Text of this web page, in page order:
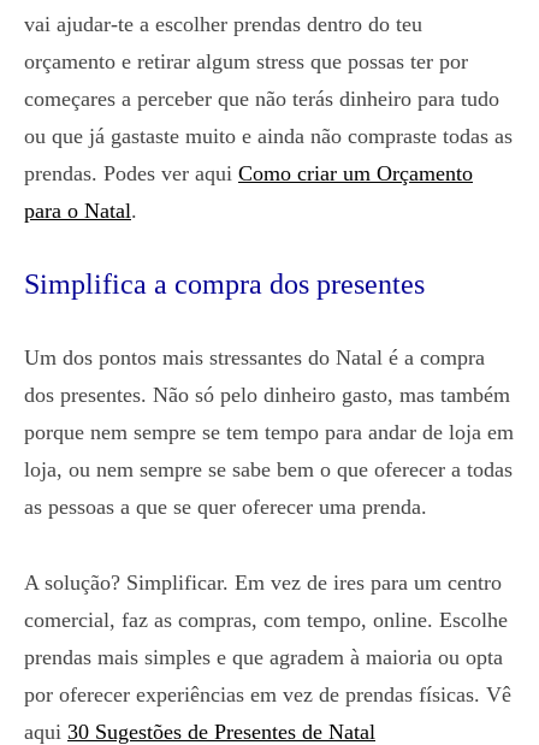
vai ajudar-te a escolher prendas dentro do teu
orçamento e retirar algum stress que possas ter por
começares a perceber que não terás dinheiro para tudo
ou que já gastaste muito e ainda não compraste todas as
prendas. Podes ver aqui Como criar um Orçamento
para o Natal.
Simplifica a compra dos presentes
Um dos pontos mais stressantes do Natal é a compra
dos presentes. Não só pelo dinheiro gasto, mas também
porque nem sempre se tem tempo para andar de loja em
loja, ou nem sempre se sabe bem o que oferecer a todas
as pessoas a que se quer oferecer uma prenda.
A solução? Simplificar. Em vez de ires para um centro
comercial, faz as compras, com tempo, online. Escolhe
prendas mais simples e que agradem à maioria ou opta
por oferecer experiências em vez de prendas físicas. Vê
aqui 30 Sugestões de Presentes de Natal